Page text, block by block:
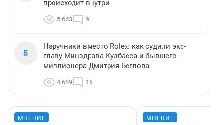
происходит внутри
5 663 9
5
Наручники вместо Rolex: как судили экс-
главу Минздрава Кузбасса и бывшего
миллионера Дмитрия Беглова
4 689 15
МНЕНИЕ МНЕНИЕ